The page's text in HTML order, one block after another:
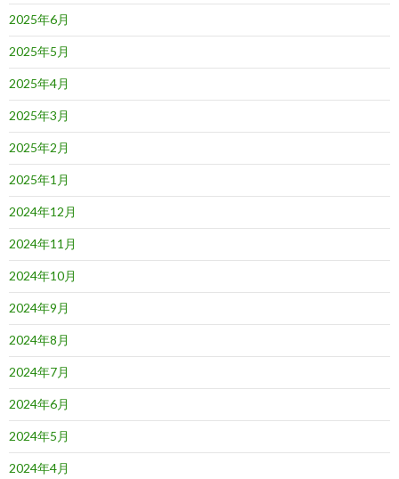
2025年6月
2025年5月
2025年4月
2025年3月
2025年2月
2025年1月
2024年12月
2024年11月
2024年10月
2024年9月
2024年8月
2024年7月
2024年6月
2024年5月
2024年4月